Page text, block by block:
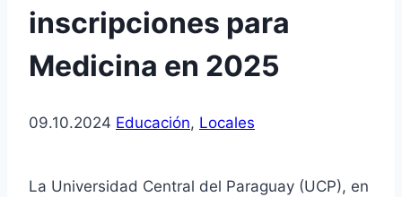
inscripciones para
Medicina en 2025
09.10.2024 Educación, Locales
La Universidad Central del Paraguay (UCP), en